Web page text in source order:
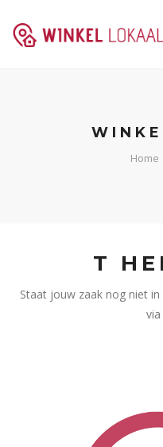
Home
T
Staat jouw zaak nog niet
via